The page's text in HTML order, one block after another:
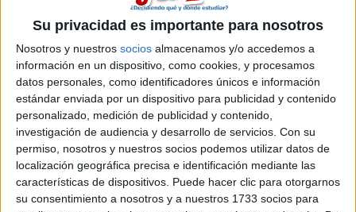
Su privacidad es importante para nosotros
Nosotros y nuestros socios almacenamos y/o accedemos a
información en un dispositivo, como cookies, y procesamos
datos personales, como identificadores únicos e información
estándar enviada por un dispositivo para publicidad y contenido
personalizado, medición de publicidad y contenido,
investigación de audiencia y desarrollo de servicios. Con su
permiso, nosotros y nuestros socios podemos utilizar datos de
localización geográfica precisa e identificación mediante las
características de dispositivos. Puede hacer clic para otorgarnos
su consentimiento a nosotros y a nuestros 1733 socios para
Investigación e Innovación en Salud
UNIVERSITAT DE LES ILLES BALEARS (Universidad Pública)
Tipo: Máster
Pídeles información ¡GRATIS!
Seleccionar por provincia
Alicante(4)
Barcelona(6)
A Coruña(3)